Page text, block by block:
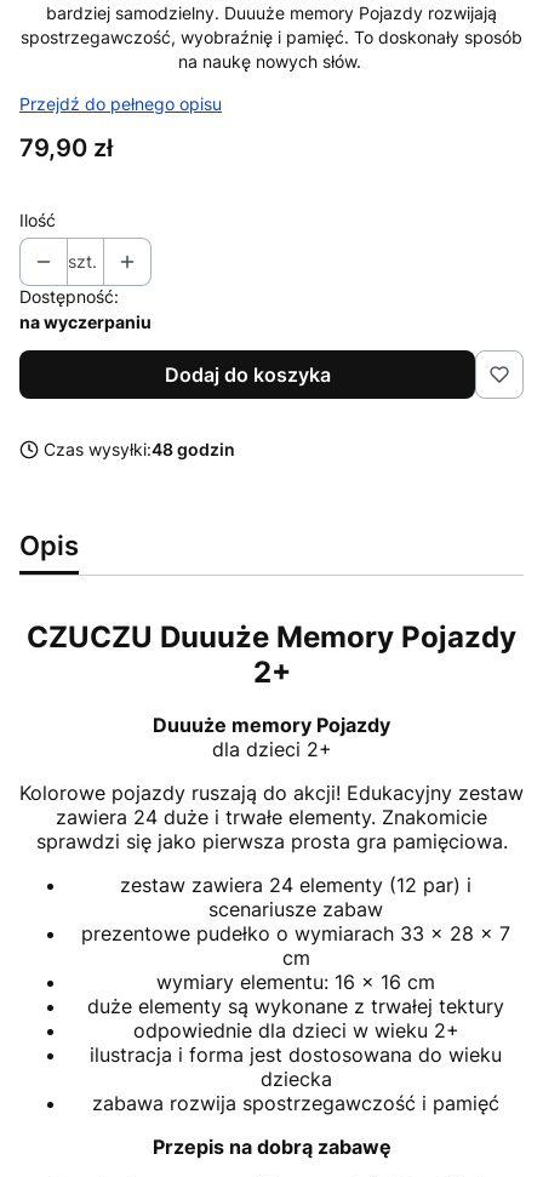
bardziej samodzielny. Duuuże memory Pojazdy rozwijają
spostrzegawczość, wyobraźnię i pamięć. To doskonały sposób
na naukę nowych słów.
Przejdź do pełnego opisu
Cena
79,90 zł
Ilość
szt.
Dostępność:
na wyczerpaniu
Dodaj do koszyka
Czas wysyłki:48 godzin
Opis
CZUCZU Duuuże Memory Pojazdy
2+
Duuuże memory Pojazdy
dla dzieci 2+
Kolorowe pojazdy ruszają do akcji! Edukacyjny zestaw
zawiera 24 duże i trwałe elementy. Znakomicie
sprawdzi się jako pierwsza prosta gra pamięciowa.
zestaw zawiera 24 elementy (12 par) i
scenariusze zabaw
prezentowe pudełko o wymiarach 33 x 28 x 7
cm
wymiary elementu: 16 x 16 cm
duże elementy są wykonane z trwałej tektury
odpowiednie dla dzieci w wieku 2+
ilustracja i forma jest dostosowana do wieku
dziecka
zabawa rozwija spostrzegawczość i pamięć
Przepis na dobrą zabawę